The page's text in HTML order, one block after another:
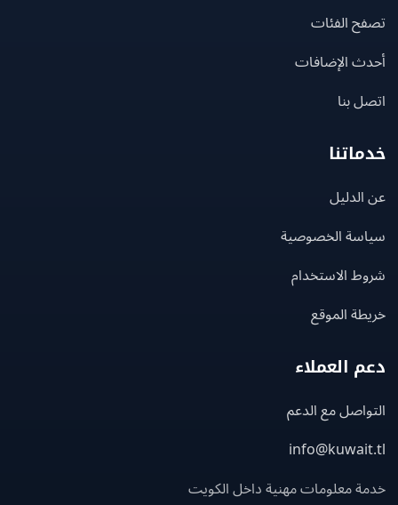
الفئات
الإضافات
بنا
الخصوصية
الاستخدام
الموقع
العملاء
مع الدعم
معلومات مهنية داخل الكويت